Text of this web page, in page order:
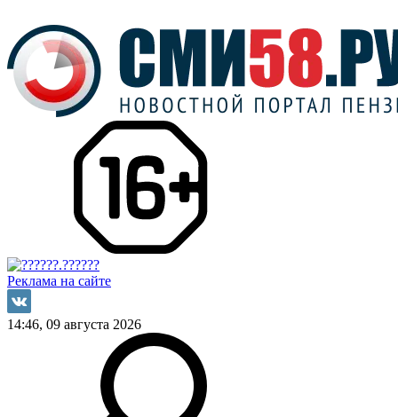
Реклама на сайте
14:46, 09 августа 2026